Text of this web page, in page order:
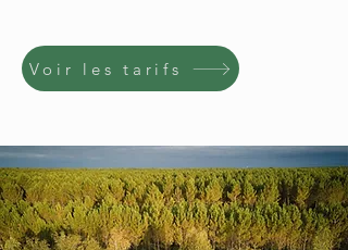
Voir les tarifs